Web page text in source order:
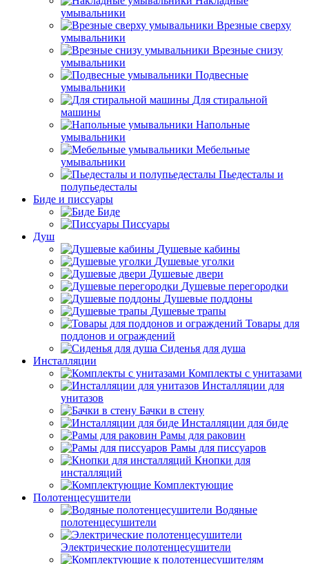
умывальники
Врезные сверху
умывальники
Врезные снизу
умывальники
Подвесные
умывальники
Для стиральной
машины
Напольные
умывальники
Мебельные
умывальники
Пьедесталы и
полупьедесталы
Биде и писсуары
Биде
Писсуары
Душ
Душевые кабины
Душевые уголки
Душевые двери
Душевые перегородки
Душевые поддоны
Душевые трапы
Товары для
поддонов и ограждений
Сиденья для душа
Инсталляции
Комплекты с унитазами
Инсталляции для
унитазов
Бачки в стену
Инсталляции для биде
Рамы для раковин
Рамы для писсуаров
Кнопки для
инсталляций
Комплектующие
Полотенцесушители
Водяные
полотенцесушители
Электрические полотенцесушители